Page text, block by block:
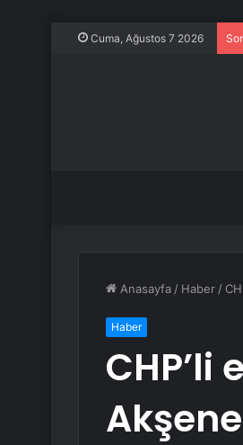
Cuma, Ağustos 7 2026
Anasayfa / Haber /
Haber
CHP’li